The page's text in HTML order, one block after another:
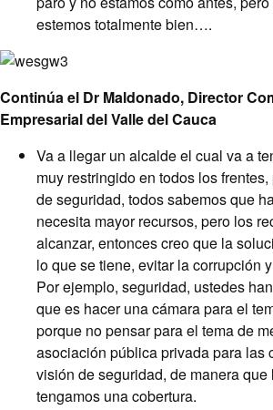
estemos totalmente bien….
Continúa el Dr Maldonado, Director
Empresarial del Valle del Cauca
Va a llegar un alcalde el cual va a
muy restringido en todos los
de seguridad, todos sabemos que
necesita mayor recursos, pero los
alcanzar, entonces creo que la
lo que se tiene, evitar la corrupción
Por ejemplo, seguridad, ustedes
que es hacer una cámara para el
porque no pensar para el tema de
asociación pública privada para las
visión de seguridad, de manera que
tengamos una cobertura.